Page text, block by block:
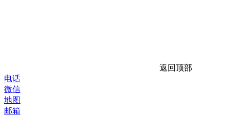
返回顶部
电话
微信
地图
邮箱